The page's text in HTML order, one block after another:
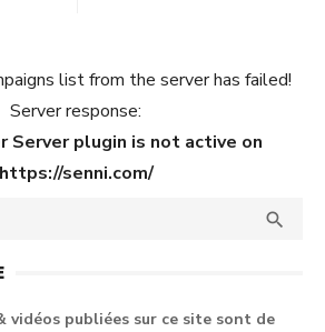
list from the server has failed!
Server response:
Server plugin is not active on
https://senni.com/

vidéos publiées sur ce site sont de